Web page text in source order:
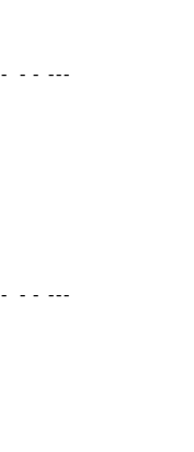
- - - ---
- - - ---